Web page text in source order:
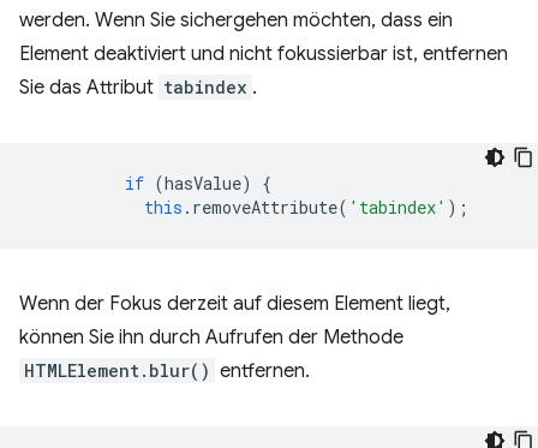
werden. Wenn Sie sichergehen möchten, dass ein
Element deaktiviert und nicht fokussierbar ist, entfernen
Sie das Attribut tabindex .
if (hasValue)
{
this . removeAttribute( 'tabindex' );
Wenn der Fokus derzeit auf diesem Element liegt,
können Sie ihn durch Aufrufen der Methode
HTMLElement.blur() entfernen.